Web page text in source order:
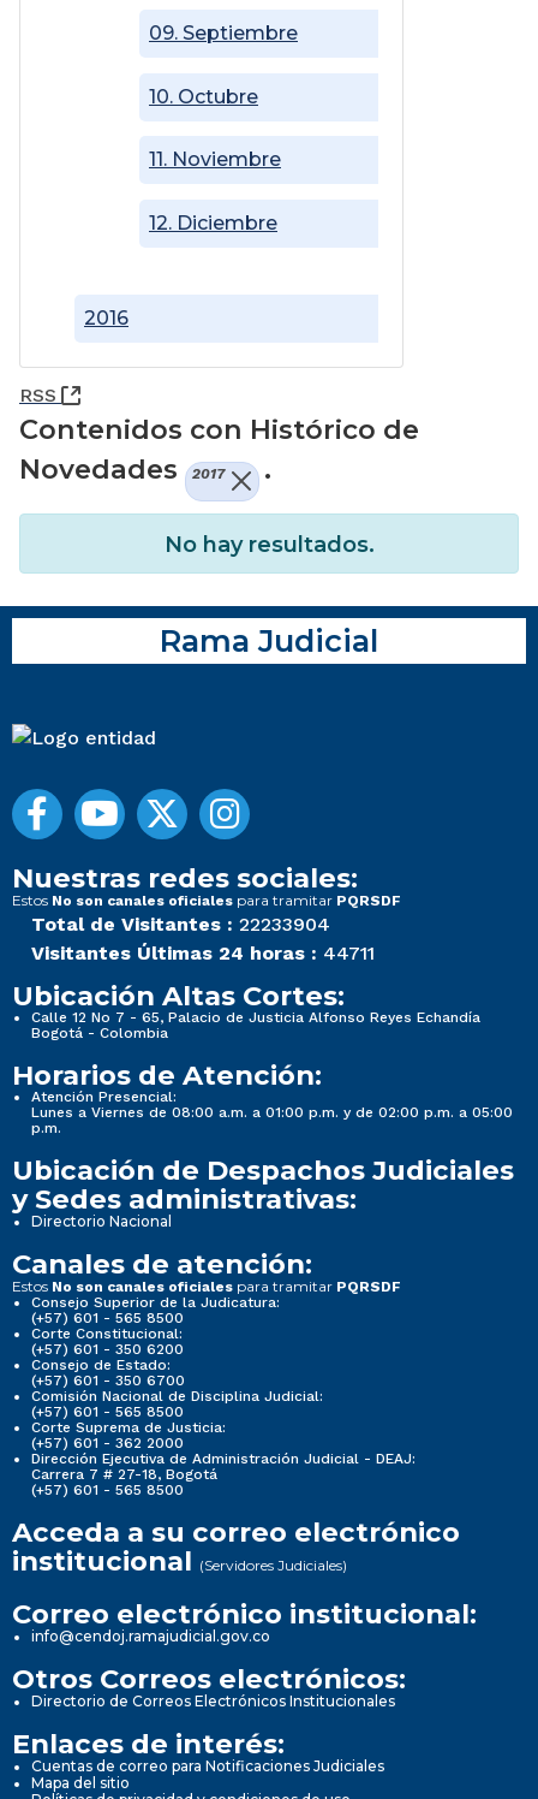
2016
09. Septiembre
10. Octubre
11. Noviembre
12. Diciembre
RSS (Abre una nueva ventana)
Contenidos con Histórico de
Novedades
2017 .
No hay resultados.
Rama Judicial
Nuestras redes sociales:
Estos No son canales oficiales para tramitar PQRSDF
Total de Visitantes : 22233904
Visitantes Últimas 24 horas : 44711
Ubicación Altas Cortes:
Calle 12 No 7 - 65, Palacio de Justicia Alfonso Reyes Echandía
Bogotá - Colombia
Horarios de Atención:
Atención Presencial:
Lunes a Viernes de 08:00 a.m. a 01:00 p.m. y de 02:00 p.m. a 05:00
p.m.
Ubicación de Despachos Judiciales
y Sedes administrativas:
Directorio Nacional
Canales de atención:
Estos No son canales oficiales para tramitar PQRSDF
Consejo Superior de la Judicatura:
(+57) 601 - 565 8500
Corte Constitucional:
(+57) 601 - 350 6200
Consejo de Estado:
(+57) 601 - 350 6700
Comisión Nacional de Disciplina Judicial:
(+57) 601 - 565 8500
Corte Suprema de Justicia:
(+57) 601 - 362 2000
Dirección Ejecutiva de Administración Judicial - DEAJ:
Carrera 7 # 27-18, Bogotá
(+57) 601 - 565 8500
Acceda a su correo electrónico
institucional (Servidores Judiciales)
Correo electrónico institucional:
info@cendoj.ramajudicial.gov.co
Otros Correos electrónicos:
Directorio de Correos Electrónicos Institucionales
Enlaces de interés:
Cuentas de correo para Notificaciones Judiciales
Mapa del sitio